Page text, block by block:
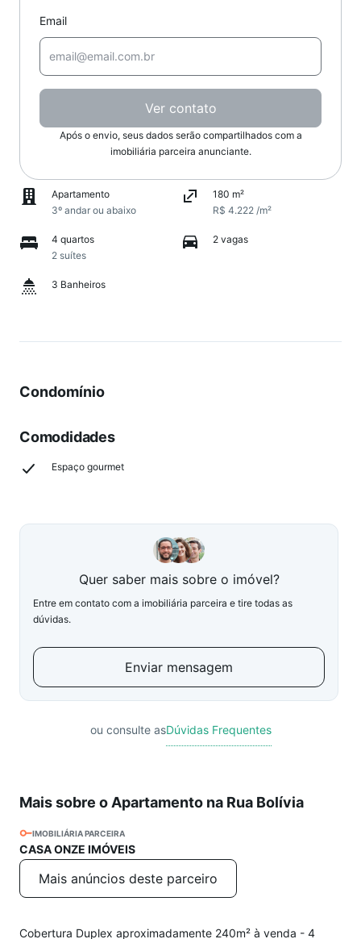
Email
Ver contato
Após o envio, seus dados serão compartilhados com a
imobiliária parceira anunciante.
Apartamento
3º andar ou abaixo
180 m²
R$ 4.222 /m²
4 quartos
2 suítes
2 vagas
3 Banheiros
Condomínio
Comodidades
Espaço gourmet
Quer saber mais sobre o imóvel?
Entre em contato com a imobiliária parceira e tire todas as
dúvidas.
Enviar mensagem
ou consulte asDúvidas Frequentes
Mais sobre o Apartamento na Rua Bolívia
IMOBILIÁRIA PARCEIRA
CASA ONZE IMÓVEIS
Mais anúncios deste parceiro
Cobertura Duplex aproximadamente 240m² à venda - 4